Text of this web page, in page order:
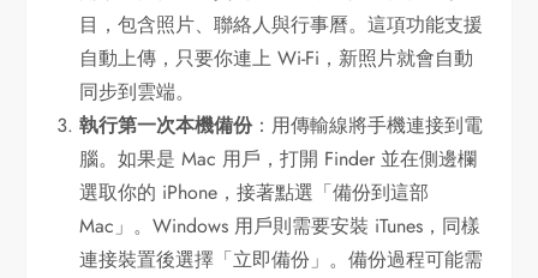
目，包含照片、聯絡人與行事曆。這項功能支援
自動上傳，只要你連上 Wi-Fi，新照片就會自動
同步到雲端。
執行第一次本機備份：用傳輸線將手機連接到電
腦。如果是 Mac 用戶，打開 Finder 並在側邊欄
選取你的 iPhone，接著點選「備份到這部
Mac」。Windows 用戶則需要安裝 iTunes，同樣
連接裝置後選擇「立即備份」。備份過程可能需